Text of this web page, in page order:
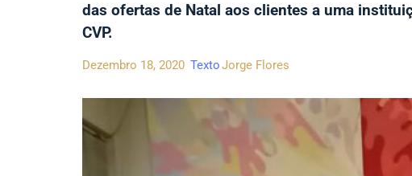
das ofertas de Natal aos clientes a uma
CVP.
Dezembro 18, 2020 TextoJorge Flores